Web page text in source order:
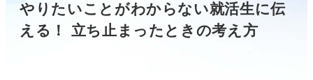
やりたいことがわからない就活生に伝
える！ 立ち止まったときの考え方